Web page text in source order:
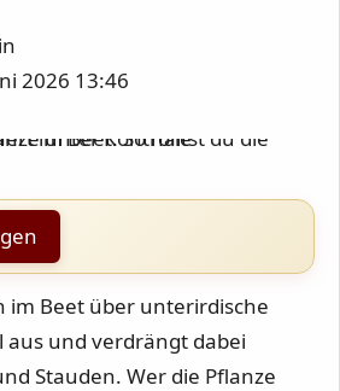
2026 13:46
im Beet über unterirdische
aus und verdrängt dabei
Stauden. Wer die Pflanze